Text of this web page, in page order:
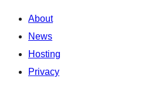
About
News
Hosting
Privacy